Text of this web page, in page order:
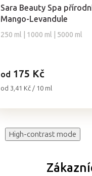
Sara Beauty Spa
Mango-Levandule
250 ml | 1000 ml | 5000 ml
produktu
je
5,0
od 175 Kč
Měrná
od 3,41 Kč / 10 ml
High-contrast mode